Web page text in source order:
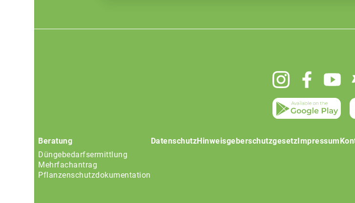
Beratung
Düngebedarfsermittlung
Mehrfachantrag
Pflanzenschutzdokumentation
DatenschutzHinweisgeberschutzgesetzImpressum